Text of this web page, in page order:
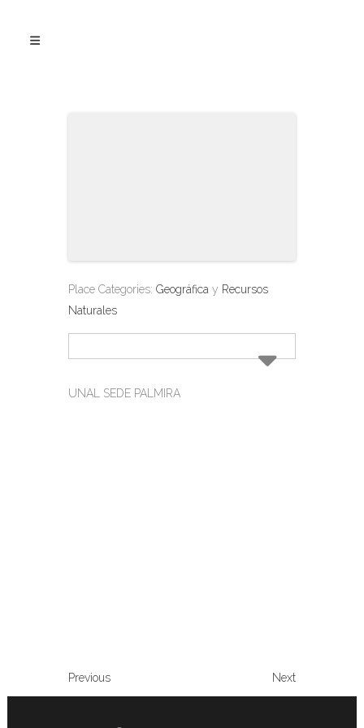
Place Categories: Geográfica y Recursos
Naturales
UNAL SEDE PALMIRA
Previous Next